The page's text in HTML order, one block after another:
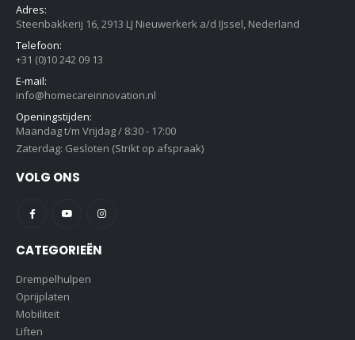
Adres:
Steenbakkerij 16, 2913 LJ Nieuwerkerk a/d IJssel, Nederland
Telefoon:
+31 (0)10 242 09 13
E-mail:
info@homecareinnovation.nl
Openingstijden:
Maandag t/m Vrijdag / 8:30 - 17:00
Zaterdag: Gesloten (Strikt op afspraak)
VOLG ONS
CATEGORIEËN
Drempelhulpen
Oprijplaten
Mobiliteit
Liften